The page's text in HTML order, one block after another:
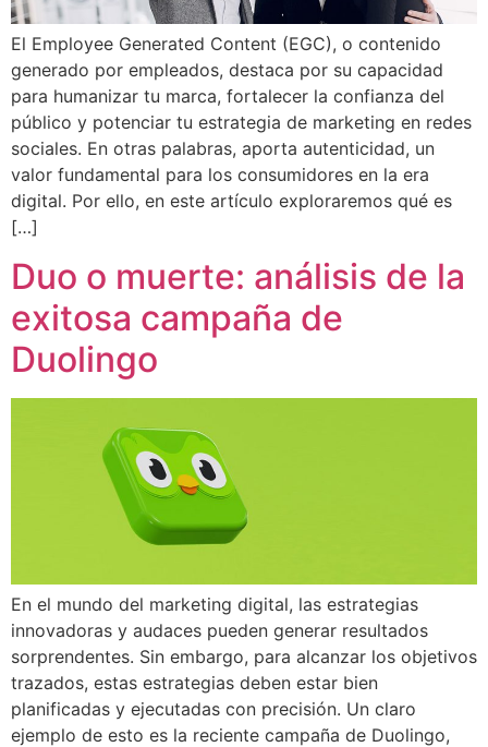
El Employee Generated Content (EGC), o contenido
generado por empleados, destaca por su capacidad
para humanizar tu marca, fortalecer la confianza del
público y potenciar tu estrategia de marketing en redes
sociales. En otras palabras, aporta autenticidad, un
valor fundamental para los consumidores en la era
digital. Por ello, en este artículo exploraremos qué es
[…]
Duo o muerte: análisis de la
exitosa campaña de
Duolingo
En el mundo del marketing digital, las estrategias
innovadoras y audaces pueden generar resultados
sorprendentes. Sin embargo, para alcanzar los objetivos
trazados, estas estrategias deben estar bien
planificadas y ejecutadas con precisión. Un claro
ejemplo de esto es la reciente campaña de Duolingo,